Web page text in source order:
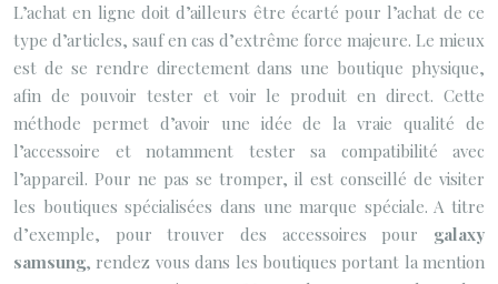
L’achat en ligne doit d’ailleurs être écarté pour l’achat de ce
type d’articles, sauf en cas d’extrême force majeure. Le mieux
est de se rendre directement dans une boutique physique,
afin de pouvoir tester et voir le produit en direct. Cette
méthode permet d’avoir une idée de la vraie qualité de
l’accessoire et notamment tester sa compatibilité avec
l’appareil. Pour ne pas se tromper, il est conseillé de visiter
les boutiques spécialisées dans une marque spéciale. A titre
d’exemple, pour trouver des accessoires pour galaxy
samsung, rendez vous dans les boutiques portant la mention